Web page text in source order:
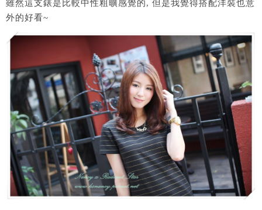
雖然這支錶是比較中性粗曠感覺的, 但是我覺得搭配洋裝也意
外的好看~